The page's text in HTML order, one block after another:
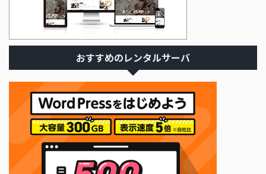
おすすめのレンタルサーバ